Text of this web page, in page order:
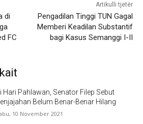
di
FC
Artikulli tjetër
Pengadilan Tinggi TUN Gagal
Memberi Keadilan Substantif
bagi Kasus Semanggi I-II
Hari Pahlawan, Senator Filep Sebut
Belum Benar-Benar Hilang
10 November 2021